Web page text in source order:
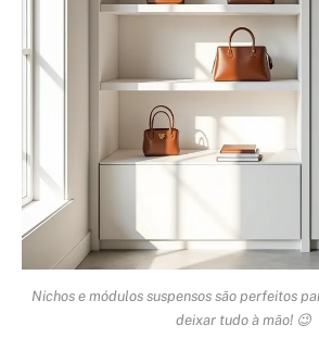
Nichos e módulos suspensos são perfeitos
deixar tudo à mão! 😉